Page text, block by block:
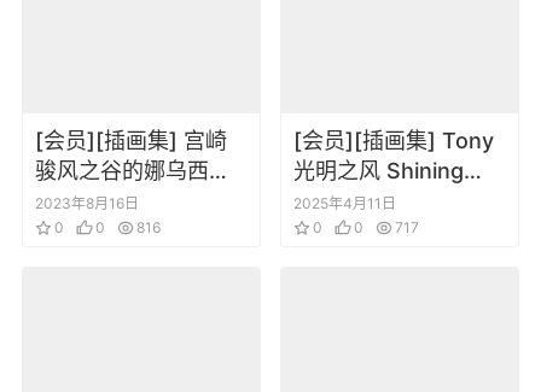
[会员][插画集] 宫崎
骏风之谷的娜乌西卡
The Art of Nausicaa
of the Valley of the
2023年8月16日
0
0 816
[会员][插画集] Tony
光明之风 Shining
Wind collection of
visual material
2025年4月11日
0
0 717